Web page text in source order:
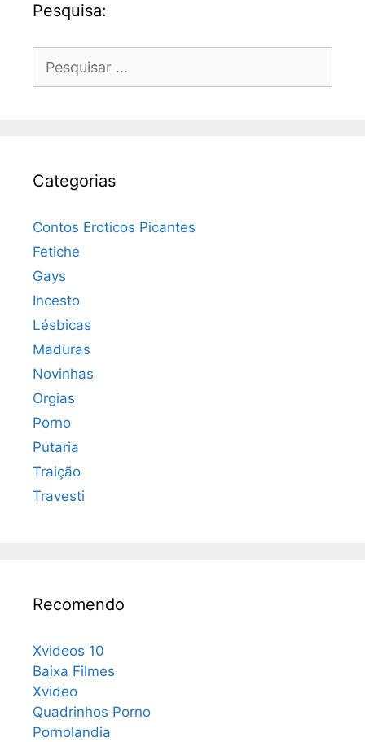
Pesquisa:
por:
Categorias
Contos Eroticos Picantes
Fetiche
Gays
Incesto
Lésbicas
Maduras
Novinhas
Orgias
Porno
Putaria
Traição
Travesti
Recomendo
Xvideos 10
Baixa Filmes
Xvideo
Quadrinhos Porno
Pornolandia